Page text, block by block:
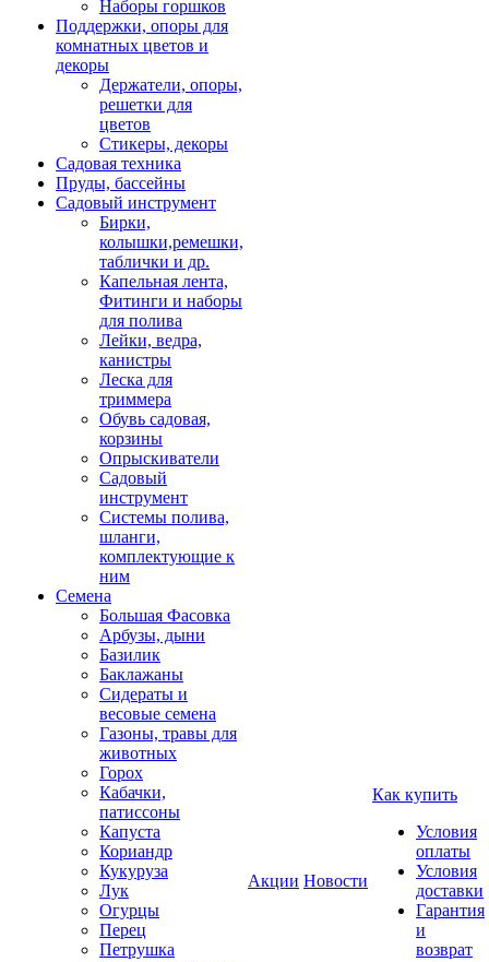
Наборы горшков
Поддержки, опоры для
комнатных цветов и
декоры
Держатели, опоры,
решетки для
цветов
Стикеры, декоры
Садовая техника
Пруды, бассейны
Садовый инструмент
Бирки,
колышки,ремешки,
таблички и др.
Капельная лента,
Фитинги и наборы
для полива
Лейки, ведра,
канистры
Леска для
триммера
Обувь садовая,
корзины
Опрыскиватели
Садовый
инструмент
Системы полива,
шланги,
комплектующие к
ним
Семена
Большая Фасовка
Арбузы, дыни
Базилик
Баклажаны
Сидераты и
весовые семена
Газоны, травы для
животных
Горох
Кабачки,
патиссоны
Капуста
Кориандр
Кукуруза
Лук
Огурцы
Перец
Петрушка
Акции Новости
Как купить
Условия
оплаты
Условия
доставки
Гарантия
и
возврат